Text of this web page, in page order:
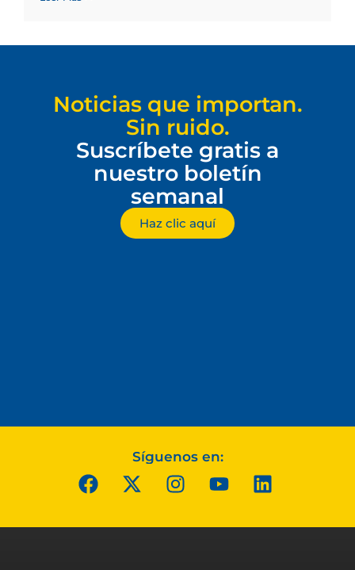
Noticias que importan.
Sin ruido.
Suscríbete gratis a
nuestro boletín
semanal
Haz clic aquí
Síguenos en: